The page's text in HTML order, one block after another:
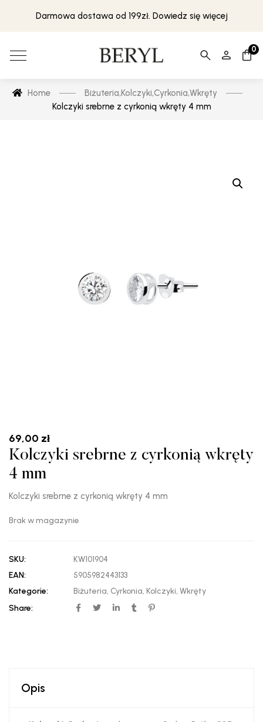
Darmowa dostawa od 199zł. Dowiedz się więcej
0
Home Biżuteria,Kolczyki,Cyrkonia,Wkręty
Kolczyki srebrne z cyrkonią wkręty 4 mm
69,00 zł
Kolczyki srebrne z cyrkonią wkręty
4 mm
Kolczyki srebrne z cyrkonią wkręty 4 mm
Brak w magazynie
SKU:
KW101904
EAN:
5905982443133
Kategorie:
Biżuteria, Cyrkonia, Kolczyki, Wkręty
Share:
Opis